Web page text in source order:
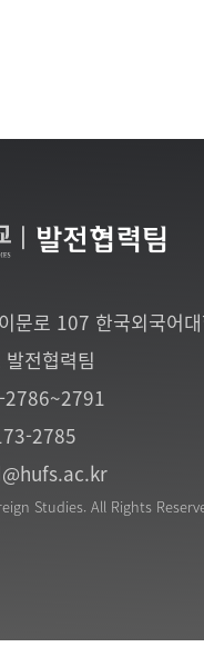
발전협력팀
문로 107 한국외국어
전협력팀
2785
Studies. All Rights